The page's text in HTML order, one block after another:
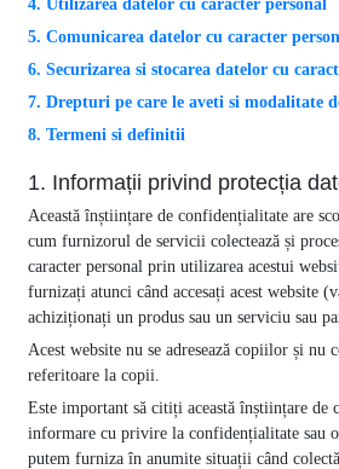
4. Utilizarea datelor cu caracter personal
5. Comunicarea datelor cu caracter
6. Securizarea si stocarea datelor cu
7. Drepturi pe care le aveti si modalitate
8. Termeni si definitii
1. Informații privind protecția
Această înștiințare de confidențialitate are
cum furnizorul de servicii colectează și
caracter personal prin utilizarea acestui
furnizați atunci când accesați acest website
achiziționați un produs sau un serviciu sau
Acest website nu se adresează copiilor și nu
referitoare la copii.
Este important să citiți această înștiințare
informare cu privire la confidențialitate sau
putem furniza în anumite situații când